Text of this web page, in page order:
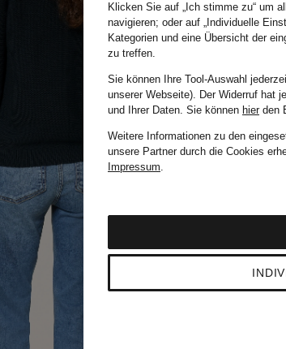
Klicken Sie auf „Ich stimme zu“ um
navigieren; oder auf „Individuelle
Kategorien und eine Übersicht der
zu treffen.
Sie können Ihre Tool-Auswahl
unserer Webseite). Der Widerruf hat
und Ihrer Daten. Sie können hierden
Weitere Informationen zu den
unsere Partner durch die Cookies
Impressum.